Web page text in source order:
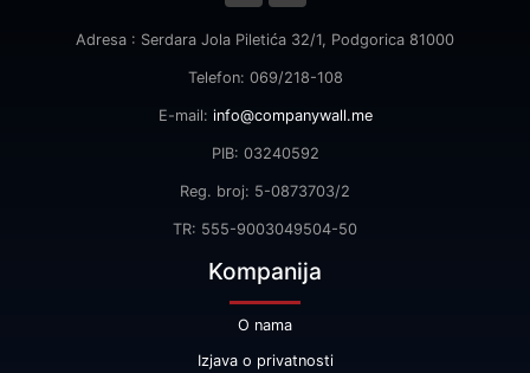
Adresa : Serdara Jola Piletića 32/1, Podgorica 81000
Telefon: 069/218-108
E-mail: info@companywall.me
PIB: 03240592
Reg. broj: 5-0873703/2
TR: 555-9003049504-50
Kompanija
O nama
Izjava o privatnosti